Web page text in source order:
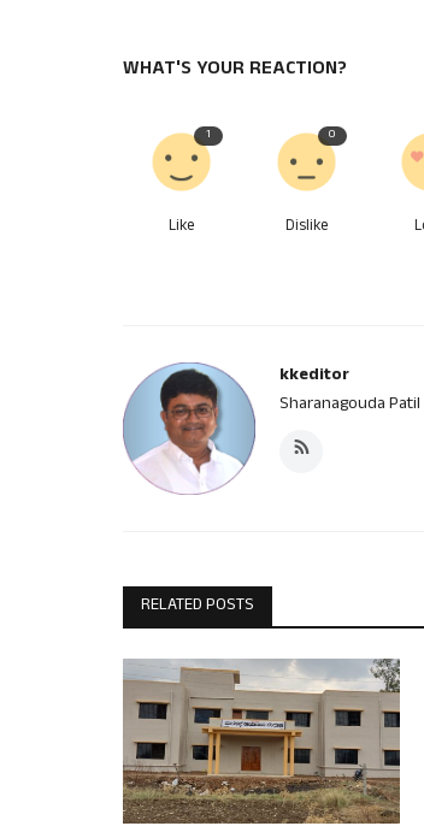
WHAT'S YOUR REACTION?
1
Like
0
Dislike
kkeditor
Sharanagouda Patil
RELATED POSTS